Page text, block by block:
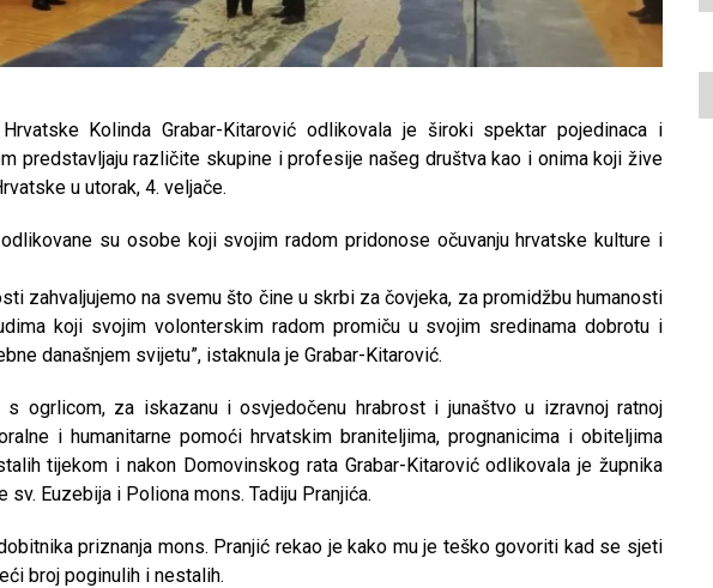
Kolinda Grabar-Kitarović odlikovala je široki spektar pojedinaca i
predstavljaju različite skupine i profesije našeg društva kao i onima koji žive
u utorak, 4. veljače.
su osobe koji svojim radom pridonose očuvanju hrvatske kulture i
zahvaljujemo na svemu što čine u skrbi za čovjeka, za promidžbu humanosti
koji svojim volonterskim radom promiču u svojim sredinama dobrotu i
današnjem svijetu”, istaknula je Grabar-Kitarović.
s ogrlicom, za iskazanu i osvjedočenu hrabrost i junaštvo u izravnoj ratnoj
i humanitarne pomoći hrvatskim braniteljima, prognanicima i obiteljima
tijekom i nakon Domovinskog rata Grabar-Kitarović odlikovala je župnika
Euzebija i Poliona mons. Tadiju Pranjića.
priznanja mons. Pranjić rekao je kako mu je teško govoriti kad se sjeti
broj poginulih i nestalih.